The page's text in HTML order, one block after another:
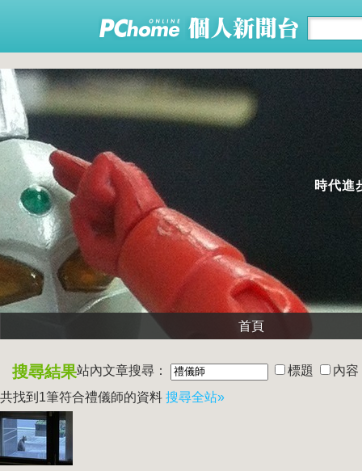
時代進
首頁
搜尋結果站內文章搜尋： 標題
內容
共找到1筆符合禮儀師的資料 搜尋全站»